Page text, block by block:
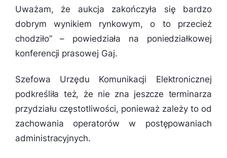
Uważam, że aukcja zakończyła się bardzo
dobrym wynikiem rynkowym, o to przecież
chodziło” – powiedziała na poniedziałkowej
konferencji prasowej Gaj.
Szefowa Urzędu Komunikacji Elektronicznej
podkreśliła też, że nie zna jeszcze terminarza
przydziału częstotliwości, ponieważ zależy to od
zachowania operatorów w postępowaniach
administracyjnych.